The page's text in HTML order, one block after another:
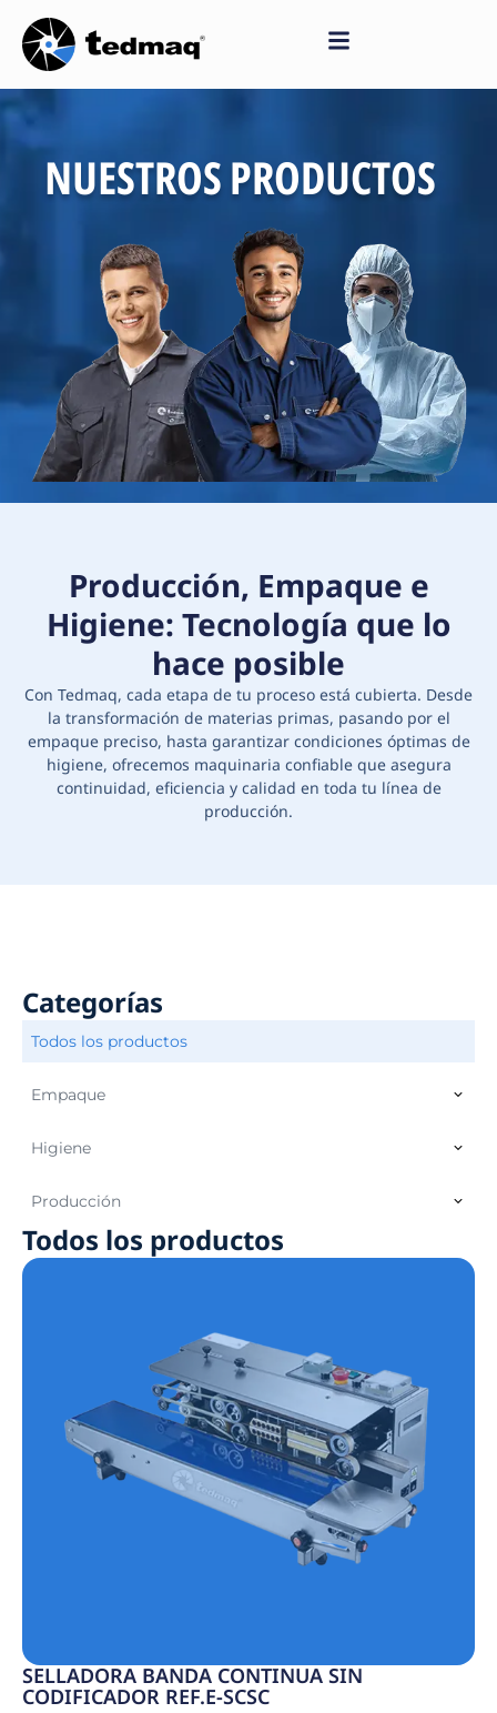
Saltar
al
contenido
NUESTROS PRODUCTOS
Producción, Empaque e
Higiene: Tecnología que lo
hace posible
Con Tedmaq, cada etapa de tu proceso está cubierta. Desde
la transformación de materias primas, pasando por el
empaque preciso, hasta garantizar condiciones óptimas de
higiene, ofrecemos maquinaria confiable que asegura
continuidad, eficiencia y calidad en toda tu línea de
producción.
Categorías
Empaque
Higiene
Producción
Todos los productos
Todos los productos
SELLADORA BANDA CONTINUA SIN
CODIFICADOR REF.E-SCSC